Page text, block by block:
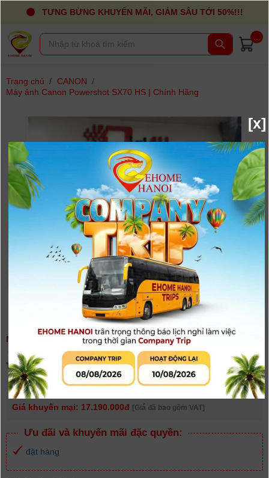
TƯNG BỪNG KHUYẾN MÃI, GIẢM SÂU TỚI 50%!!!
Trang chủ / CANON /
Máy ảnh Canon Powershot SX70 HS | Chính Hãng
MÁY ẢNH CANON POWERSHOT SX70 HS | CHÍNH HÃNG
(0người đánh giá)
Tình trạng:
Hết hàng
Giá niêm yết:
Giá khuyến mại: 17.190.000đ [Giá đã bao gồm VAT]
Ưu đãi và khuyến mãi đặc quyền:
đặt hàng
[x]